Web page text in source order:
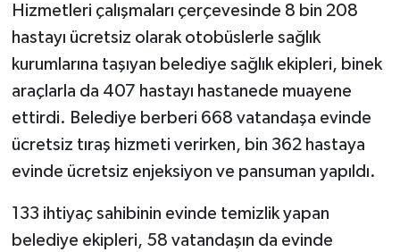
Hizmetleri çalışmaları çerçevesinde 8 bin 208
hastayı ücretsiz olarak otobüslerle sağlık
kurumlarına taşıyan belediye sağlık ekipleri, binek
araçlarla da 407 hastayı hastanede muayene
ettirdi. Belediye berberi 668 vatandaşa evinde
ücretsiz tıraş hizmeti verirken, bin 362 hastaya
evinde ücretsiz enjeksiyon ve pansuman yapıldı.
133 ihtiyaç sahibinin evinde temizlik yapan
belediye ekipleri, 58 vatandaşın da evinde